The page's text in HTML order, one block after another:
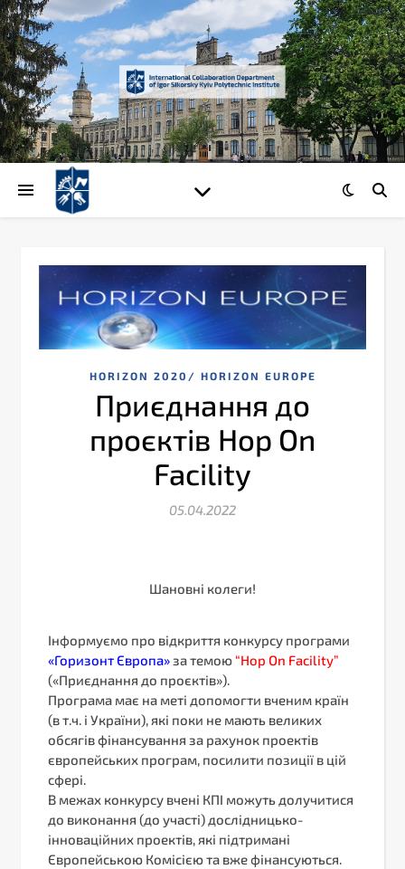
HORIZON 2020/ HORIZON EUROPE
Приєднання до
проєктів Hop On
Facility
05.04.2022
Шановні колеги!
Інформуємо про відкриття конкурсу програми
«Горизонт Європа» за темою “Hop On Facility”
(«Приєднання до проєктів»).
Програма має на меті допомогти вченим країн
(в т.ч. і України), які поки не мають великих
обсягів фінансування за рахунок проектів
європейських програм, посилити позиції в цій
сфері.
В межах конкурсу вчені КПІ можуть долучитися
до виконання (до участі) дослідницько-
інноваційних проектів, які підтримані
Європейською Комісією та вже фінансуються.